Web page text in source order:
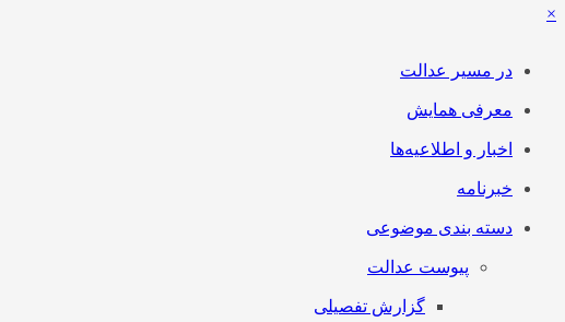
×
در مسیر عدالت
معرفی همایش
اخبار و اطلاعیه‌ها
خبرنامه
دسته بندی موضوعی
پیوست عدالت
گزارش تفصیلی